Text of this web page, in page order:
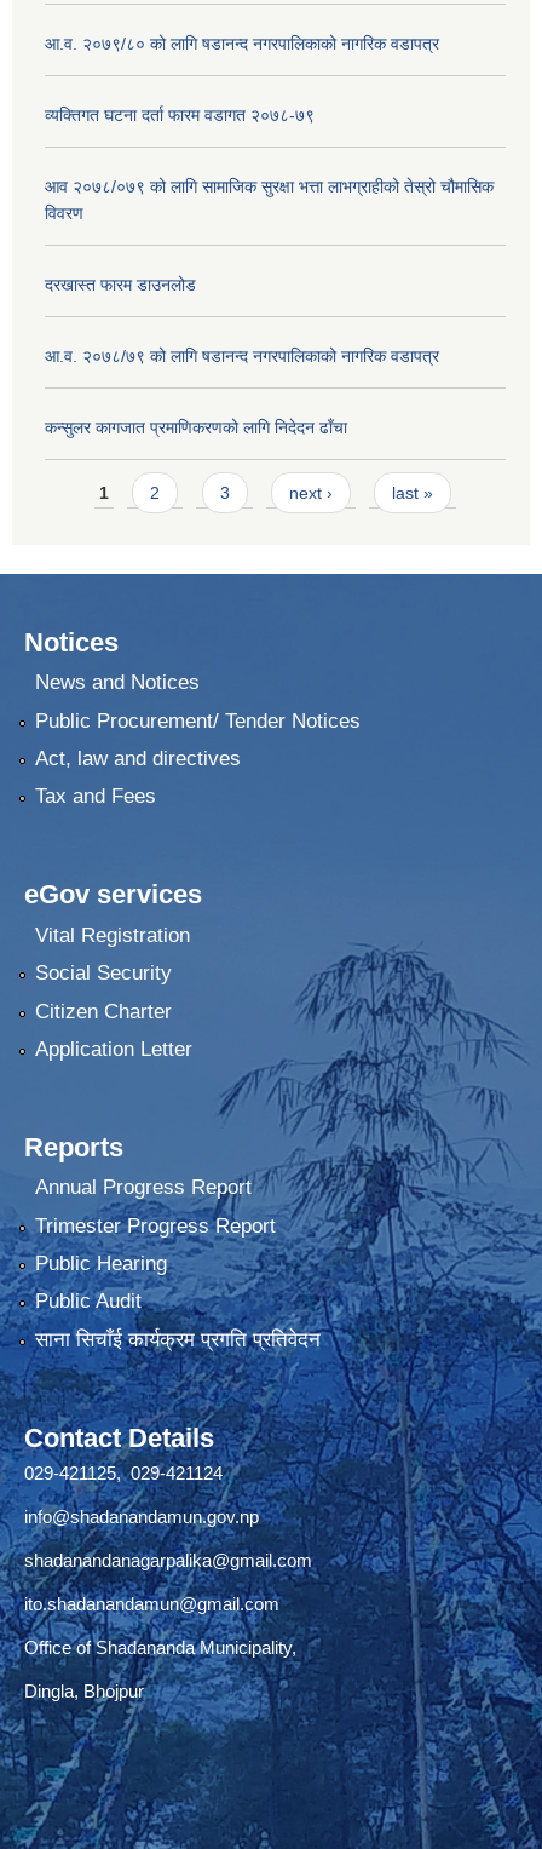
आ.व. २०७९/८० को लागि षडानन्द नगरपालिकाको नागरिक वडापत्र
व्यक्तिगत घटना दर्ता फारम वडागत २०७८-७९
आव २०७८/०७९ को लागि सामाजिक सुरक्षा भत्ता लाभग्राहीको तेस्रो चौमासिक
विवरण
दरखास्त फारम डाउनलोड
आ.व. २०७८/७९ को लागि षडानन्द नगरपालिकाको नागरिक वडापत्र
कन्सुलर कागजात प्रमाणिकरणको लागि निदेदन ढाँचा
Pages
1 2 3 next › last »
Notices
News and Notices
Public Procurement/ Tender Notices
Act, law and directives
Tax and Fees
eGov services
Vital Registration
Social Security
Citizen Charter
Application Letter
Reports
Annual Progress Report
Trimester Progress Report
Public Hearing
Public Audit
साना सिचाँई कार्यक्रम प्रगति प्रतिवेदन
Contact Details
029-421125, 029-421124
info@shadanandamun.gov.np
shadanandanagarpalika@gmail.com
ito.shadanandamun@gmail.com
Office of Shadananda Municipality,
Dingla, Bhojpur